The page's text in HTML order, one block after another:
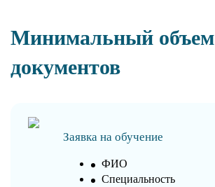
Минимальный объем
документов
Заявка на обучение
ФИО
Специальность